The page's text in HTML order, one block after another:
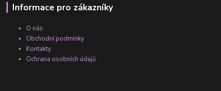
Informace pro zákazníky
O nás
Obchodní podmínky
Kontakty
Ochrana osobních údajů